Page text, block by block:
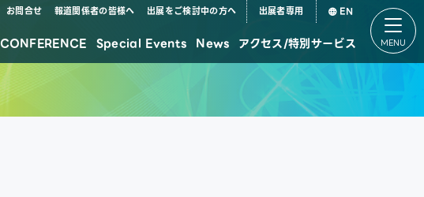
CONFERENCE Special Events News アクセス/特別サービス
お問合せ 報道関係者の皆様へ 出展をご検討中の方へ 出展者専用 EN